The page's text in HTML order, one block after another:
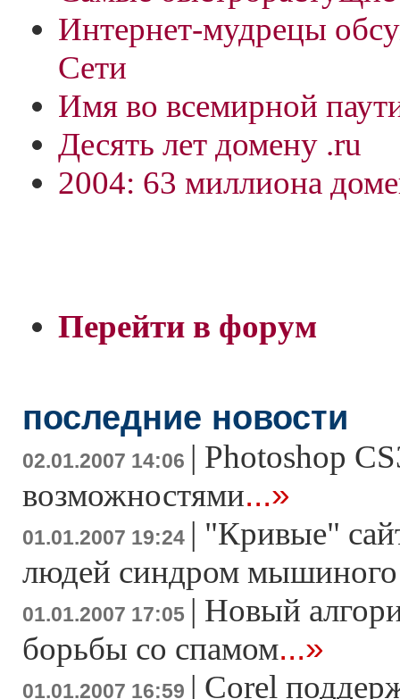
Интернет-мудрецы
Сети
Имя во всемирной
Десять лет домену .ru
2004: 63 миллиона
Перейти в форум
последние новости
02.01.2007 14:06 | Photoshop
возможностями...»
01.01.2007 19:24 | "Кривые"
людей синдром мышиного
01.01.2007 17:05 | Новый
борьбы со спамом...»
01.01.2007 16:59 | Corel